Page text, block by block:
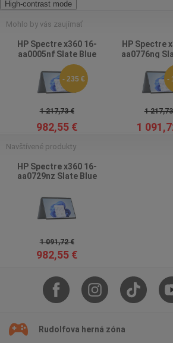
High-contrast mode
Mohlo by vás zaujímať
HP Spectre x360 16-
aa0005nf Slate Blue
- 235 €
1 217,73 €
982,55 €
HP Spectre
aa0776ng
-
1
1
Navštívené produkty
HP Spectre x360 16-
aa0729nz Slate Blue
1 091,72 €
982,55 €
Rudolfova herná zóna